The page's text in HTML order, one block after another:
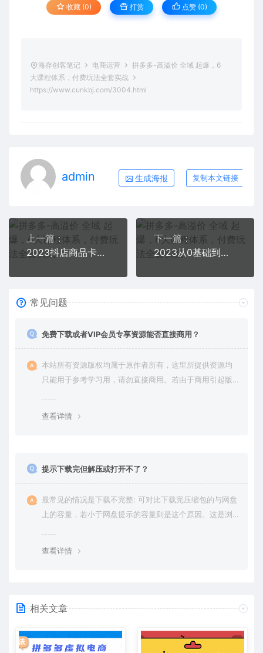
收藏 (0) 打赏 点赞 (0)
海存创客笔记 电商运营
拼多多-高溢价 全域 起爆，6
大课程体系，付费玩法全套实战
https://www.cunkbj.com/3004.html
admin 生成海报 复制本文链接
上一篇：
2023抖店商品卡最新玩法，抖音小店快速起店5.0玩法（11节课）
下一篇：
2023从0基础到精通进阶，TikTok账号运营到变现的全流程出海模式培训
常见问题
免费下载或者VIP会员专享资源能否直接商用？
本站所有资源版权均属于原作者所有，这里所提供资源均
只能用于参考学习用，请勿直接商用。若由于商用引起版
查看详情
提示下载完但解压或打开不了？
最常见的情况是下载不完整: 可对比下载完压缩包的与网盘
上的容量，若小于网盘提示的容量则是这个原因。这是浏
查看详情
相关文章